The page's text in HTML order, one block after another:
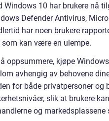
Windows 10 har brukere nå
Defender Antivirus,
har noen brukere
som kan være en ulempe.
oppsummere, kjøpe
avhengig av behovene
for både privatpersoner og
slik at brukere
og